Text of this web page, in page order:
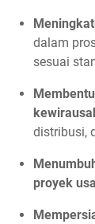
dalam
sesuai
distribusi,
proyek